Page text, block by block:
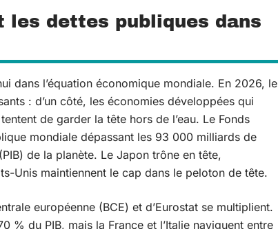
les dettes publiques dans
dans l’équation économique mondiale. En 2026, le
: d’un côté, les économies développées qui
de garder la tête hors de l’eau. Le Fonds
mondiale dépassant les 93 000 milliards de
de la planète. Le Japon trône en tête,
Unis maintiennent le cap dans le peloton de tête.
européenne (BCE) et d’Eurostat se multiplient.
% du PIB, mais la France et l’Italie naviguent entre